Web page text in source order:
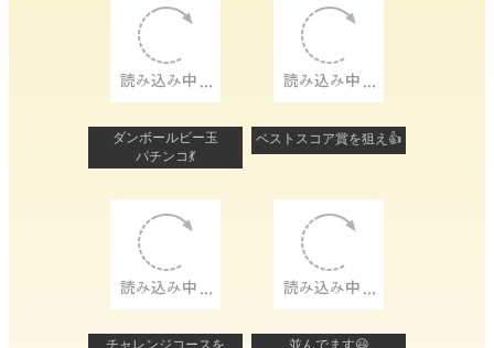
ダンボールビー玉
パチンコ💃
ベストスコア賞を狙え👍
チャレンジコースを
並んでます😃